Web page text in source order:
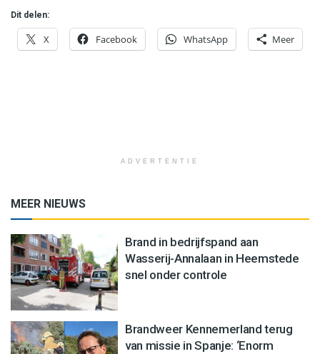
Dit delen:
X Facebook WhatsApp Meer
ADVERTENTIE
MEER NIEUWS
Brand in bedrijfspand aan
Wasserij-Annalaan in Heemstede
snel onder controle
Brandweer Kennemerland terug
van missie in Spanje: ‘Enorm